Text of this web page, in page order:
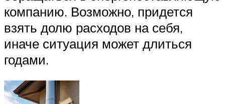
компанию. Возможно, придется
взять долю расходов на себя,
иначе ситуация может длиться
годами.